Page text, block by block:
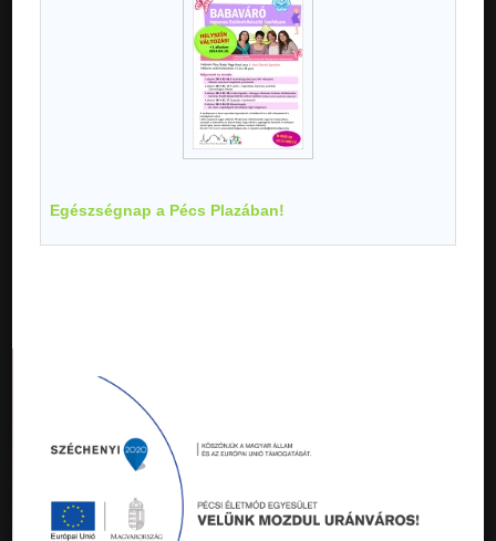
Egészségnap a Pécs Plazában!